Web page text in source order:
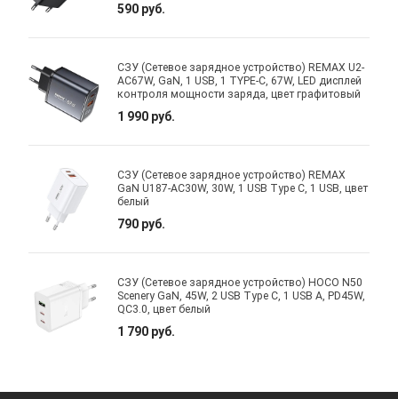
590 руб.
СЗУ (Сетевое зарядное устройство) REMAX U2-
AC67W, GaN, 1 USB, 1 TYPE-C, 67W, LED дисплей
контроля мощности заряда, цвет графитовый
1 990 руб.
СЗУ (Сетевое зарядное устройство) REMAX
GaN U187-AC30W, 30W, 1 USB Type C, 1 USB, цвет
белый
790 руб.
СЗУ (Сетевое зарядное устройство) HOCO N50
Scenery GaN, 45W, 2 USB Type C, 1 USB A, PD45W,
QC3.0, цвет белый
1 790 руб.